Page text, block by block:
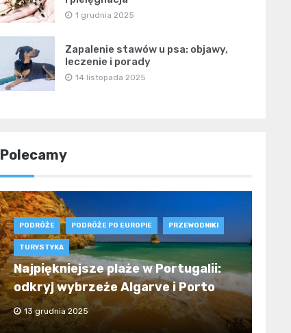
1 grudnia 2025
Zapalenie stawów u psa: objawy,
leczenie i porady
14 listopada 2025
Polecamy
PODRÓŻE PODRÓŻE PO EUROPIE PRZEWODNIKI
TURYSTYKA
Najpiękniejsze plaże w Portugalii:
odkryj wybrzeże Algarve i Porto
13 grudnia 2025